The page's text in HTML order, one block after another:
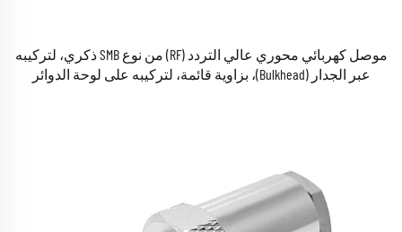
موصل كهربائي محوري عالي التردد (RF) من نوع SMB ذكري، لتركيبه
عبر الجدار (Bulkhead)، بزاوية قائمة، لتركيبه على لوحة الدوائر